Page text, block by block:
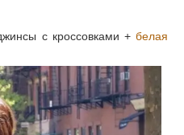
с кроссовками + белая